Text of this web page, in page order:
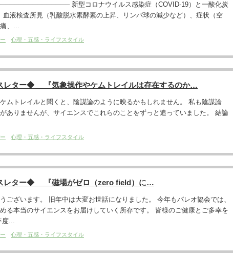
新型コロナウイルス感染症（COVID-19）と一酸化炭
血液検査所見（乳酸脱水素酵素の上昇、リンパ球の減少など）、症状（空
、...
心理・五感・ライフスタイル
レター◆ 『気象操作やケムトレイルは存在するのか…
ムトレイルと聞くと、陰謀論のように映るかもしれません。 私も陰謀論
がありませんが、サイエンスでこれらのことをずっと追っていました。 結論
心理・五感・ライフスタイル
レター◆ 『磁場がゼロ（zero field）に…
ございます。 旧年中は大変お世話になりました。 今年もパレオ協会では、
る本当のサイエンスをお届けしていく所存です。 皆様のご健康とご多幸を
...
心理・五感・ライフスタイル